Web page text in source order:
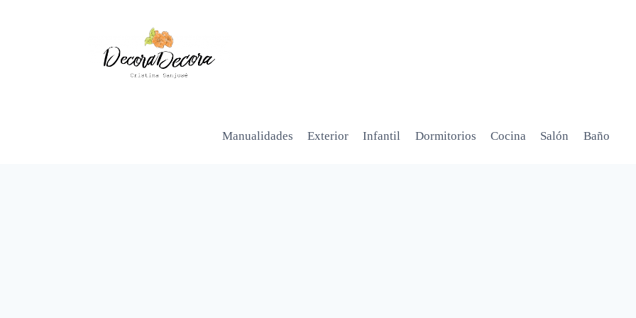
Manualidades Exterior Infantil Dormitorios Cocina Salón Baño